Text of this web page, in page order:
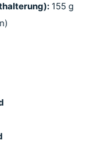
155 g